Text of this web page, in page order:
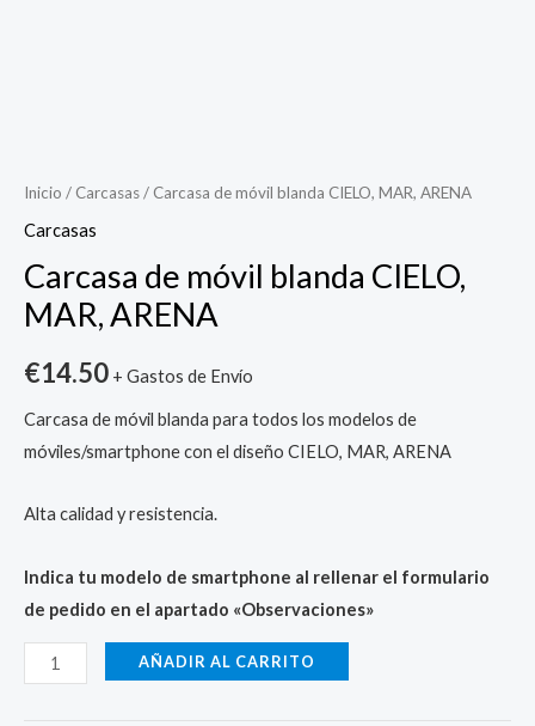
Inicio / Carcasas/ Carcasa de móvil blanda CIELO, MAR, ARENA
Carcasas
Carcasa de móvil blanda CIELO,
MAR, ARENA
€14.50 + Gastos de Envío
Carcasa de móvil blanda para todos los modelos de
móviles/smartphone con el diseño CIELO, MAR, ARENA
Alta calidad y resistencia.
Indica tu modelo de smartphone al rellenar el formulario
de pedido en el apartado «Observaciones»
móvil
blanda
MAR,
ARENA
AÑADIR AL CARRITO